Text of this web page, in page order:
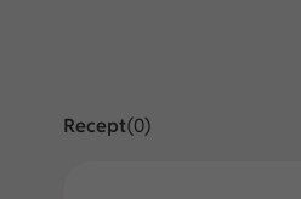
ReceptVisar 0 stycken
(0)